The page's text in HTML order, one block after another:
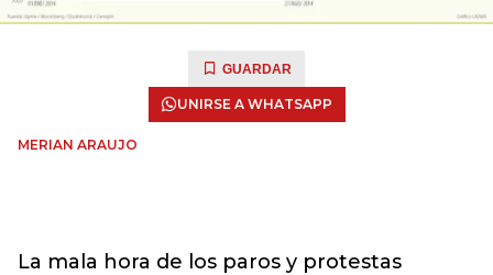
GUARDAR
UNIRSE A WHATSAPP
MERIAN ARAUJO
La mala hora de los paros y protestas